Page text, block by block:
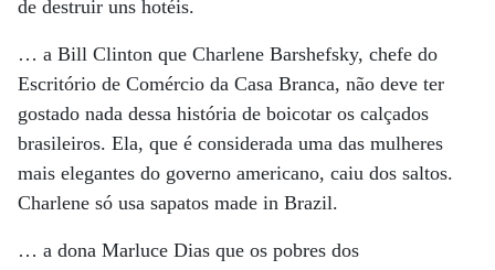
de destruir uns hotéis.
… a Bill Clinton que Charlene Barshefsky, chefe do
Escritório de Comércio da Casa Branca, não deve ter
gostado nada dessa história de boicotar os calçados
brasileiros. Ela, que é considerada uma das mulheres
mais elegantes do governo americano, caiu dos saltos.
Charlene só usa sapatos made in Brazil.
… a dona Marluce Dias que os pobres dos